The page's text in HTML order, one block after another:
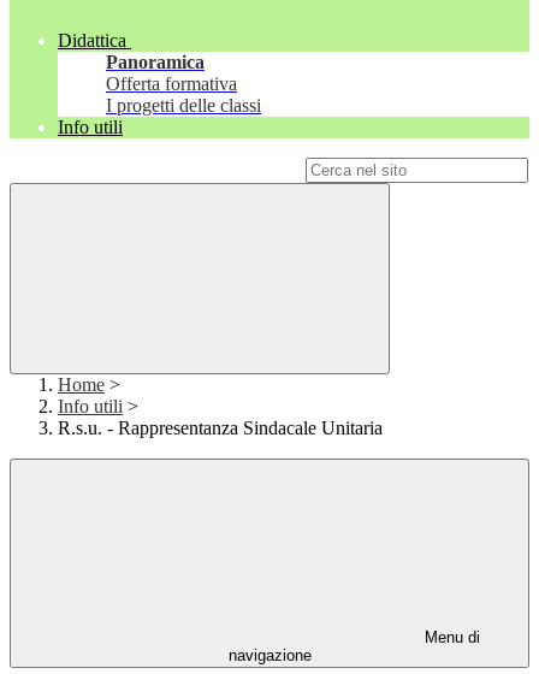
Didattica
Panoramica
Offerta formativa
I progetti delle classi
Info utili
Home >
Info utili >
R.s.u. - Rappresentanza Sindacale Unitaria
Menu di
navigazione